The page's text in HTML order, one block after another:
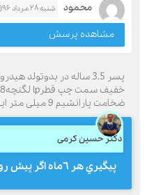
محمود شنبه ۲۸ مرداد ۹۶( 8 سال پیش)
مشاهده پرسش
پسر 3.5 ساله در بدوتولد
ضخامت پارانشیم 9 میلی متر ایا نیاز به درمان جراحی دارد
دکتر حسین کرمی
پيگيري هر ٦ماه اگر پيش رونده بود عمل ميخواهد